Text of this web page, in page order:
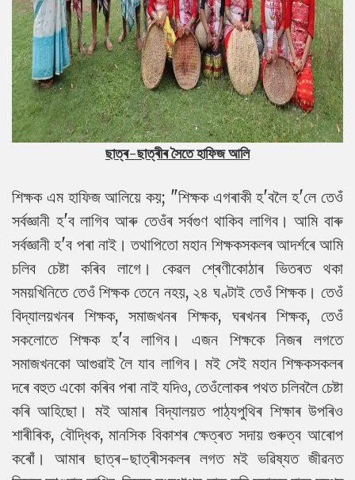
ছাত্ৰ-ছাত্ৰীৰ সৈতে হাফিজ আলি
শিক্ষক এম হাফিজ আলিয়ে কয়; "শিক্ষক এগৰাকী হ'বলৈ হ'লে তেওঁ
সৰ্বজ্ঞানী হ'ব লাগিব আৰু তেওঁৰ সৰ্বগুণ থাকিব লাগিব। আমি বাৰু
সৰ্বজ্ঞানী হ'ব পৰা নাই। তথাপিতো মহান শিক্ষকসকলৰ আদর্শৰে আমি
চলিব চেষ্টা কৰিব লাগে। কেৱল শ্ৰেণীকোঠাৰ ভিতৰত থকা
সময়খিনিতে তেওঁ শিক্ষক তেনে নহয়, ২৪ ঘণ্টাই তেওঁ শিক্ষক। তেওঁ
বিদ্যালয়খনৰ শিক্ষক, সমাজখনৰ শিক্ষক, ঘৰখনৰ শিক্ষক, তেওঁ
সকলোতে শিক্ষক হ'ব লাগিব। এজন শিক্ষকে নিজৰ লগতে
সমাজখনকো আগুৱাই লৈ যাব লাগিব। মই সেই মহান শিক্ষকসকলৰ
দৰে বহুত একো কৰিব পৰা নাই যদিও, তেওঁলোকৰ পথত চলিবলৈ চেষ্টা
কৰি আহিছো। মই আমাৰ বিদ্যালয়ত পাঠ্যপুথিৰ শিক্ষাৰ উপৰিও
শাৰীৰিক, বৌদ্ধিক, মানসিক বিকাশৰ ক্ষেত্ৰত সদায় গুৰুত্ব আৰোপ
কৰোঁ। আমাৰ ছাত্ৰ-ছাত্ৰীসকলৰ লগত মই ভৱিষ্যত জীৱনত